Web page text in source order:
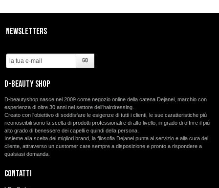
Newsletters
d-beauty shop
D-beautyshop nasce nel 2009 come negozio online della catena Dejanel, marchio con
esperienza di oltre 30 anni nel settore dell’hairdressing.
Creato con l'obiettivo di soddisfare le esigenze di tutti i clienti, le sue caratteristiche più
riconoscibili sono la scelta di prodotti professionali e di alto livello, in grado di offrire il più
alto grado di benessere dei capelli e quindi della persona.
Insieme alla scelta dei migliori brand, la filosofia Dejanel punta al servizio e alla cura del
cliente, attraverso un customer care sempre a disposizione e pronto a rispondere a
qualsiasi domanda.
Contatti